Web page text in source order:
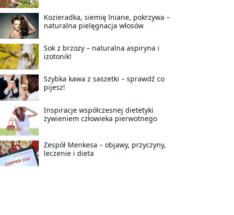
Kozieradka, siemię lniane, pokrzywa –
naturalna pielęgnacja włosów
Sok z brzozy – naturalna aspiryna i
izotonik!
Szybka kawa z saszetki – sprawdź co
pijesz!
Inspiracje współczesnej dietetyki
żywieniem człowieka pierwotnego
Zespół Menkesa – objawy, przyczyny,
leczenie i dieta